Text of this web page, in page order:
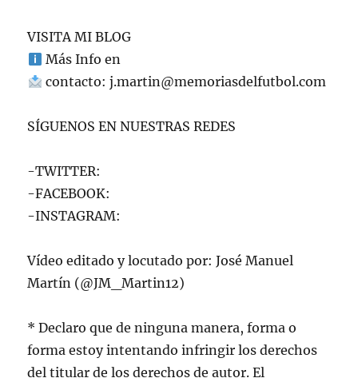
VISITA MI BLOG
Más Info en
contacto: j.martin@memoriasdelfutbol.com
SÍGUENOS EN NUESTRAS REDES
-TWITTER:
-FACEBOOK:
-INSTAGRAM:
Vídeo editado y locutado por: José Manuel
Martín (@JM_Martin12)
* Declaro que de ninguna manera, forma o
forma estoy intentando infringir los derechos
del titular de los derechos de autor. El